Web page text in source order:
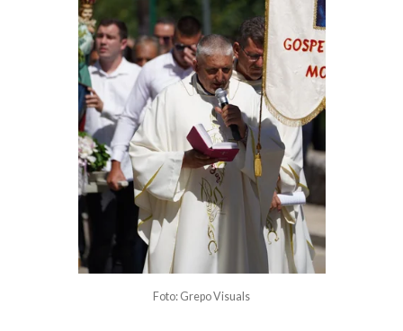
Foto: Grepo Visuals